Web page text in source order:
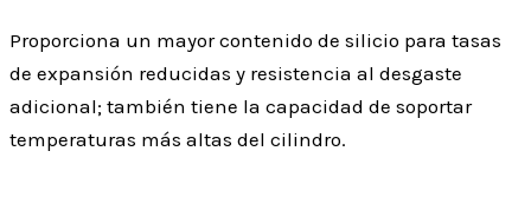
Proporciona un mayor contenido de silicio para tasas
de expansión reducidas y resistencia al desgaste
adicional; también tiene la capacidad de soportar
temperaturas más altas del cilindro.